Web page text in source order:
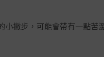
撇步，可能會帶有一點苦